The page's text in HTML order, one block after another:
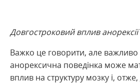
Довгостроковий вплив
Важко це говорити, але
анорексична поведінка може
вплив на структуру мозку і,